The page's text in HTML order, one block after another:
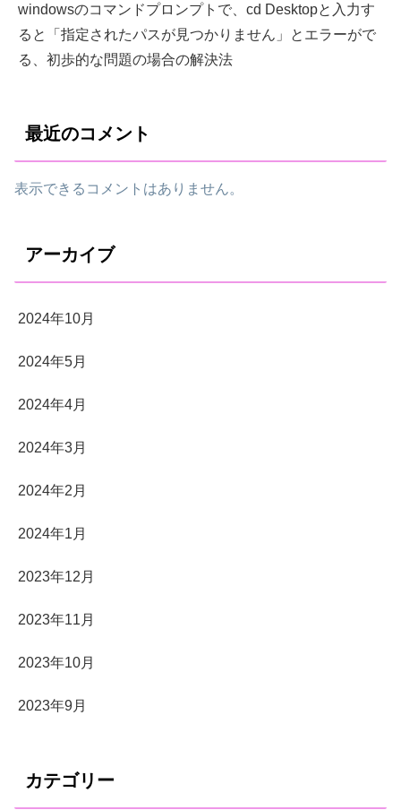
windowsのコマンドプロンプトで、cd Desktopと入力す
ると「指定されたパスが見つかりません」とエラーがで
る、初歩的な問題の場合の解決法
最近のコメント
表示できるコメントはありません。
アーカイブ
2024年10月
2024年5月
2024年4月
2024年3月
2024年2月
2024年1月
2023年12月
2023年11月
2023年10月
2023年9月
カテゴリー